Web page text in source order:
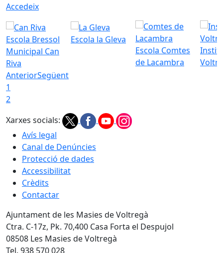
Accedeix
Escola Bressol
Municipal Can
Riva
Escola la Gleva
Escola Comtes
de Lacambra
AnteriorSegüent
1
2
Xarxes socials:
Avís legal
Canal de Denúncies
Protecció de dades
Accessibilitat
Crèdits
Contactar
Ajuntament de les Masies de Voltregà
Ctra. C-17z, Pk. 70,400 Casa Forta el Despujol
08508 Les Masies de Voltregà
Tel. 938 570 028